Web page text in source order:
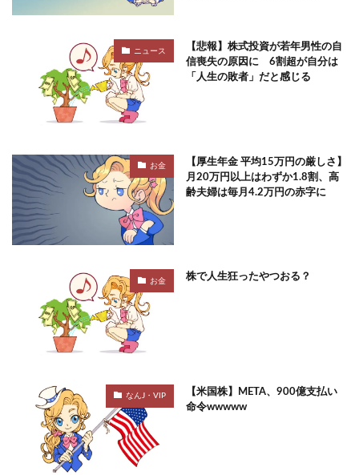
ニュース
【悲報】株式投資が若年男性の自
信喪失の原因に 6割超が自分は
「人生の敗者」だと感じる
お金
【厚生年金 平均15万円の厳しさ】
月20万円以上はわずか1.8割、高
齢夫婦は毎月4.2万円の赤字に
お金 株で人生狂ったやつおる？
なんJ・VIP
【米国株】META、900億支払い
命令wwwww